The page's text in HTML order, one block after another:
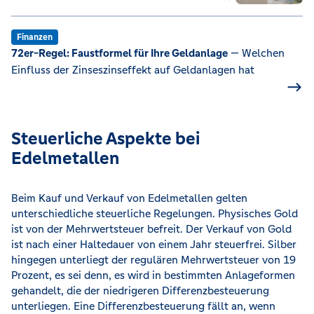
Finanzen
72er-Regel: Faustformel für Ihre Geldanlage — Welchen
Einfluss der Zinseszinseffekt auf Geldanlagen hat
Steuerliche Aspekte bei
Edelmetallen
Beim Kauf und Verkauf von Edelmetallen gelten
unterschiedliche steuerliche Regelungen. Physisches Gold
ist von der Mehrwertsteuer befreit. Der Verkauf von Gold
ist nach einer Haltedauer von einem Jahr steuerfrei. Silber
hingegen unterliegt der regulären Mehrwertsteuer von 19
Prozent, es sei denn, es wird in bestimmten Anlageformen
gehandelt, die der niedrigeren Differenzbesteuerung
unterliegen. Eine Differenzbesteuerung fällt an, wenn